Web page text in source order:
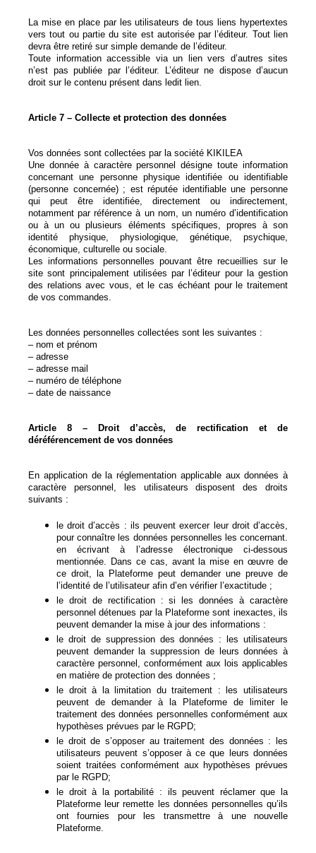
La mise en place par les utilisateurs de tous liens hypertextes
vers tout ou partie du site est autorisée par l’éditeur. Tout lien
devra être retiré sur simple demande de l’éditeur.
Toute information accessible via un lien vers d’autres sites
n’est pas publiée par l’éditeur. L’éditeur ne dispose d’aucun
droit sur le contenu présent dans ledit lien.
Article 7 – Collecte et protection des données
Vos données sont collectées par la société KIKILEA
Une donnée à caractère personnel désigne toute information
concernant une personne physique identifiée ou identifiable
(personne concernée) ; est réputée identifiable une personne
qui peut être identifiée, directement ou indirectement,
notamment par référence à un nom, un numéro d’identification
ou à un ou plusieurs éléments spécifiques, propres à son
identité physique, physiologique, génétique, psychique,
économique, culturelle ou sociale.
Les informations personnelles pouvant être recueillies sur le
site sont principalement utilisées par l’éditeur pour la gestion
des relations avec vous, et le cas échéant pour le traitement
de vos commandes.
Les données personnelles collectées sont les suivantes :
– nom et prénom
– adresse
– adresse mail
– numéro de téléphone
– date de naissance
Article 8 – Droit d’accès, de rectification et de
déréférencement de vos données
En application de la réglementation applicable aux données à
caractère personnel, les utilisateurs disposent des droits
suivants :
le droit d’accès : ils peuvent exercer leur droit d’accès,
pour connaître les données personnelles les concernant.
en écrivant à l’adresse électronique ci-dessous
mentionnée. Dans ce cas, avant la mise en œuvre de
ce droit, la Plateforme peut demander une preuve de
l’identité de l’utilisateur afin d’en vérifier l’exactitude ;
le droit de rectification : si les données à caractère
personnel détenues par la Plateforme sont inexactes, ils
peuvent demander la mise à jour des informations :
le droit de suppression des données : les utilisateurs
peuvent demander la suppression de leurs données à
caractère personnel, conformément aux lois applicables
en matière de protection des données ;
le droit à la limitation du traitement : les utilisateurs
peuvent de demander à la Plateforme de limiter le
traitement des données personnelles conformément aux
hypothèses prévues par le RGPD;
le droit de s’opposer au traitement des données : les
utilisateurs peuvent s’opposer à ce que leurs données
soient traitées conformément aux hypothèses prévues
par le RGPD;
le droit à la portabilité : ils peuvent réclamer que la
Plateforme leur remette les données personnelles qu’ils
ont fournies pour les transmettre à une nouvelle
Plateforme.